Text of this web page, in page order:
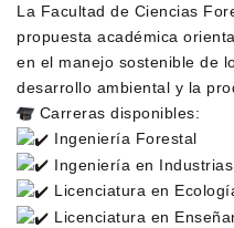
La Facultad de Ciencias
propuesta académica
en el manejo sostenible de
desarrollo ambiental y la
Carreras disponibles:
Ingeniería Forestal
Ingeniería en
Licenciatura en
Licenciatura en